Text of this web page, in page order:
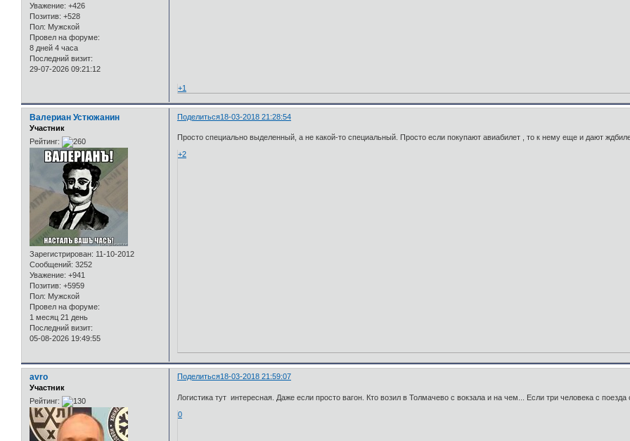
Уважение: +426
Позитив: +528
Пол: Мужской
Провел на форуме:
8 дней 4 часа
Последний визит:
29-07-2026 09:21:12
+1
Поделиться18-03-2018 21:28:54
Валериан Устюжанин
Участник
Рейтинг:
Зарегистрирован: 11-10-2012
Сообщений: 3252
Уважение: +941
Позитив: +5959
Пол: Мужской
Провел на форуме:
1 месяц 21 день
Последний визит:
05-08-2026 19:49:55
Просто специально выделенный, а не какой-то специальный. Просто если покупают авиабилет , то к нему еще и дают
+2
Поделиться18-03-2018 21:59:07
avro
Участник
Рейтинг:
Логистика тут интересная. Даже если просто вагон. Кто возил в Толмачево с вокзала и на чем... Если три человека с
0